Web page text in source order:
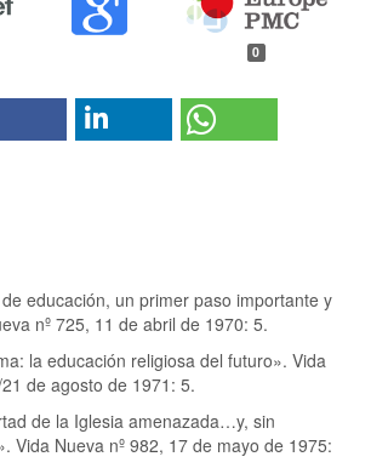
0
educación, un primer paso importante y
nº 725, 11 de abril de 1970: 5.
la educación religiosa del futuro». Vida
de agosto de 1971: 5.
de la Iglesia amenazada…y, sin
Vida Nueva nº 982, 17 de mayo de 1975: